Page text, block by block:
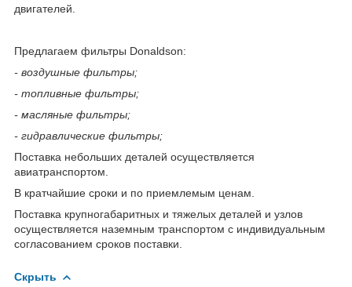
двигателей.
Предлагаем фильтры Donaldson:
- воздушные фильтры;
- топливные фильтры;
- масляные фильтры;
- гидравлические фильтры;
Поставка небольших деталей осуществляется
авиатранспортом.
В кратчайшие сроки и по приемлемым ценам.
Поставка крупногабаритных и тяжелых деталей и узлов
осуществляется наземным транспортом с индивидуальным
согласованием сроков поставки.
Скрыть